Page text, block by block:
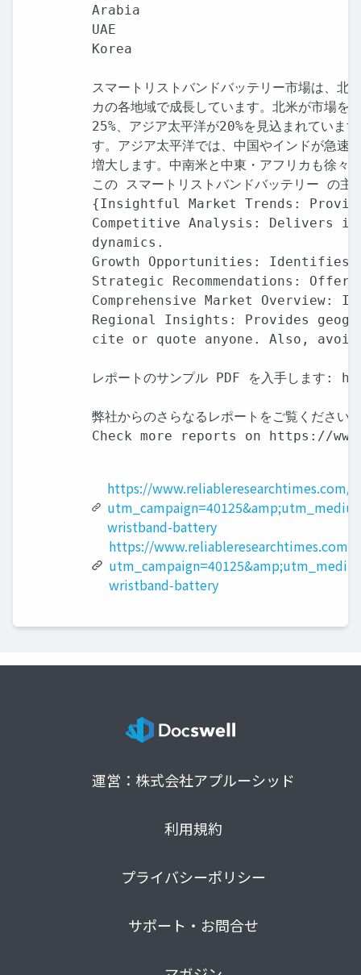
Arabia
UAE
Korea
スマートリストバンドバッテリー市場は、北
カの各地域で成長しています。北米が市場を
25%、アジア太平洋が20%を見込まれていま
す。アジア太平洋では、中国やインドが急速
増大します。中南米と中東・アフリカも徐々
この スマートリストバンドバッテリー の
{Insightful Market Trends:
Competitive Analysis: Delivers
dynamics.
Growth Opportunities: Identifies
Strategic Recommendations:
Comprehensive Market
Regional Insights: Provides
cite or quote anyone. Also, avoid
レポートのサンプル PDF を入手し
弊社からのさらなるレポートをご覧ください:
Check more reports on https://
https://www.reliableresearchtimes.com/
wristband-battery
https://www.reliableresearchtimes.com/?
wristband-battery
運営：株式会社アプルーシッド
利用規約
プライバシーポリシー
サポート・お問合せ